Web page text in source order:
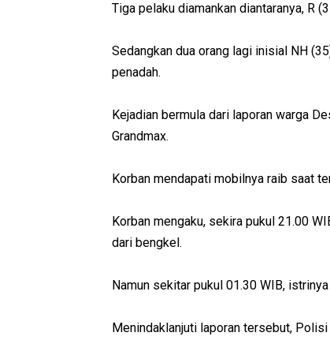
Tiga pelaku diamankan diantaranya, R
Sedangkan dua orang lagi inisial NH
penadah.
Kejadian bermula dari laporan warga
Grandmax.
Korban mendapati mobilnya raib saat
Korban mengaku, sekira pukul 21.00
dari bengkel.
Namun sekitar pukul 01.30 WIB,
Menindaklanjuti laporan tersebut,